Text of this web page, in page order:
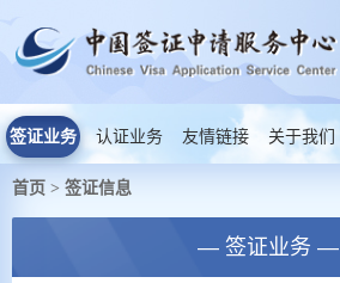
签证业务 认证业务 友情链接 关于我们
首页 > 签证信息
— 签证业务 —